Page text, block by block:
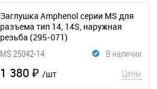
Заглушка Amphenol серии MS для
разъема тип 14, 14S, наружная
резьба (295-071)
В наличии
MS 25042-14
1 380 ₽ /шт Цены